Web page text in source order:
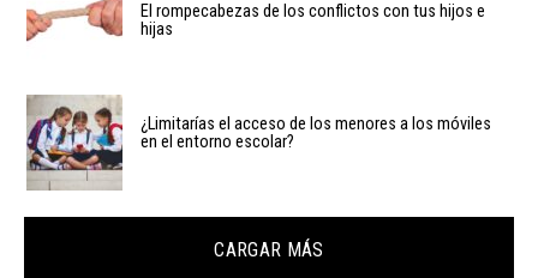
El rompecabezas de los conflictos con tus hijos e
hijas
¿Limitarías el acceso de los menores a los móviles
en el entorno escolar?
CARGAR MÁS